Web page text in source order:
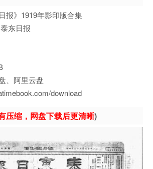
报》1919年影印版合集
东日报
、阿里云盘
download
压缩，网盘下载后更清晰)